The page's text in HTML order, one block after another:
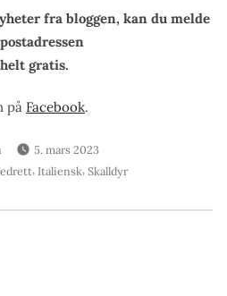
fra bloggen, kan du melde
gratis.
på Facebook.
5. mars 2023
, Italiensk,Skalldyr